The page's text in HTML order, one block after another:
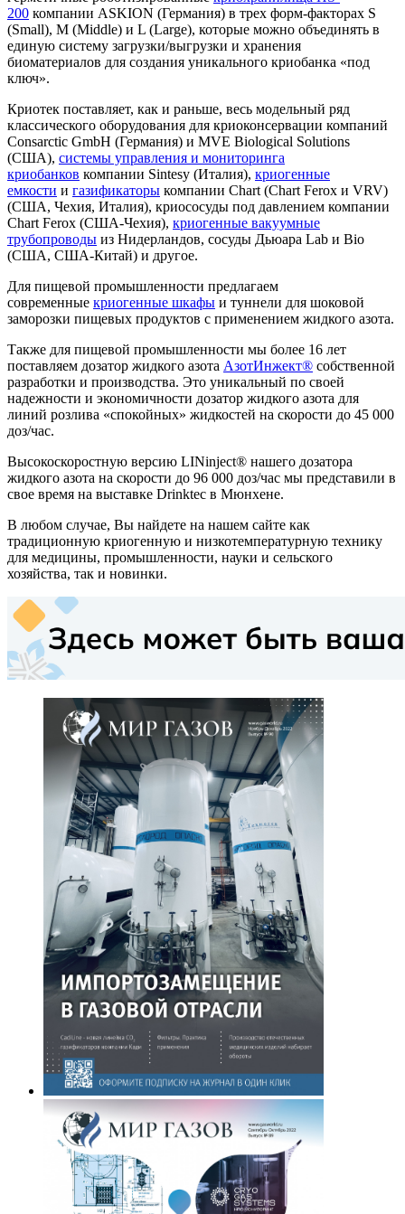
200 компании ASKION (Германия) в трех форм-факторах S
(Small), M (Middle) и L (Large), которые можно объединять в
единую систему загрузки/выгрузки и хранения
биоматериалов для создания уникального криобанка «под
ключ».
Криотек поставляет, как и раньше, весь модельный ряд
классического оборудования для криоконсервации компаний
Consarctic GmbH (Германия) и MVE Biological Solutions
(США), системы управления и мониторинга
криобанков компании Sintesy (Италия), криогенные
емкости и газификаторы компании Chart (Chart Ferox и VRV)
(США, Чехия, Италия), криососуды под давлением компании
Chart Ferox (США-Чехия), криогенные вакуумные
трубопроводы из Нидерландов, сосуды Дьюара Lab и Bio
(США, США-Китай) и другое.
Для пищевой промышленности предлагаем
современные криогенные шкафы и туннели для шоковой
заморозки пищевых продуктов с применением жидкого азота.
Также для пищевой промышленности мы более 16 лет
поставляем дозатор жидкого азота АзотИнжект® собственной
разработки и производства. Это уникальный по своей
надежности и экономичности дозатор жидкого азота для
линий розлива «спокойных» жидкостей на скорости до 45 000
доз/час.
Высокоскоростную версию LINinject® нашего дозатора
жидкого азота на скорости до 96 000 доз/час мы представили в
свое время на выставке Drinktec в Мюнхене.
В любом случае, Вы найдете на нашем сайте как
традиционную криогенную и низкотемпературную технику
для медицины, промышленности, науки и сельского
хозяйства, так и новинки.